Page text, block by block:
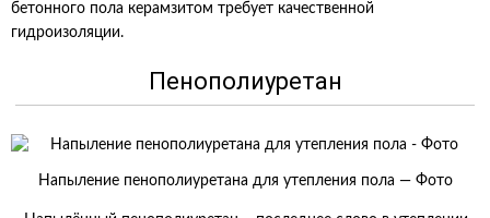
бетонного пола керамзитом требует качественной
гидроизоляции.
Пенополиуретан
Напыление пенополиуретана для утепления пола — Фото